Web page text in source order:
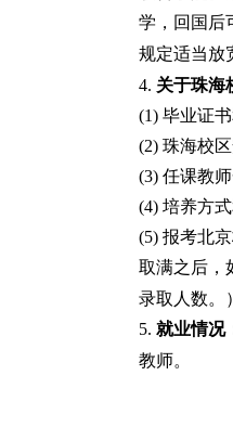
学，回国后
规定适当放
4. 关于珠海
(1) 毕业证
(2) 珠海校
(3) 任课教
(4) 培养方
(5) 报考北
取满之后，
录取人数。）
5. 就业情况
教师。